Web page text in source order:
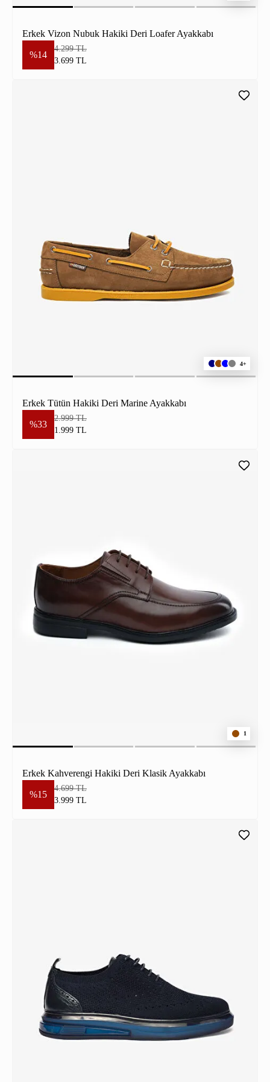
Erkek Vizon Nubuk Hakiki Deri Loafer Ayakkabı
%14
4.299 TL
3.699 TL
4+
Erkek Tütün Hakiki Deri Marine Ayakkabı
%33
2.999 TL
1.999 TL
1
Erkek Kahverengi Hakiki Deri Klasik Ayakkabı
%15
4.699 TL
3.999 TL